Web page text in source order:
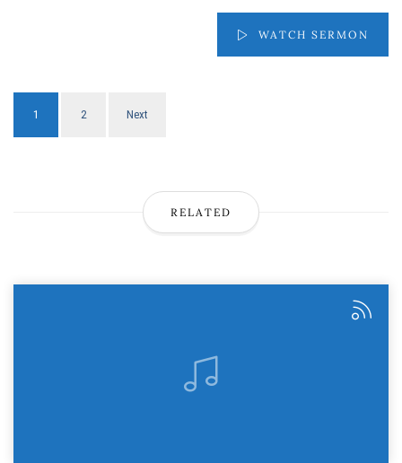
WATCH SERMON
1 2 Next
RELATED